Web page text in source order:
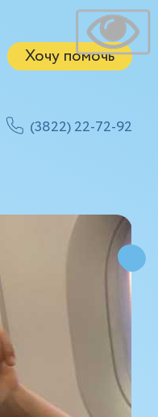
Хочу помочь
(3822) 22-72-92